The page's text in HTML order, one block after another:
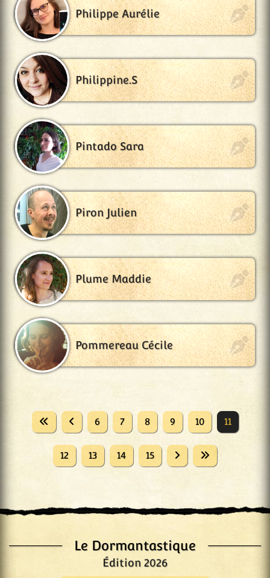
Le Dormantastique
Édition 2026
Philippe Aurélie
Philippine.S
Pintado Sara
Piron Julien
Plume Maddie
Pommereau Cécile
6 7 8 9 10 11
12 13 14 15